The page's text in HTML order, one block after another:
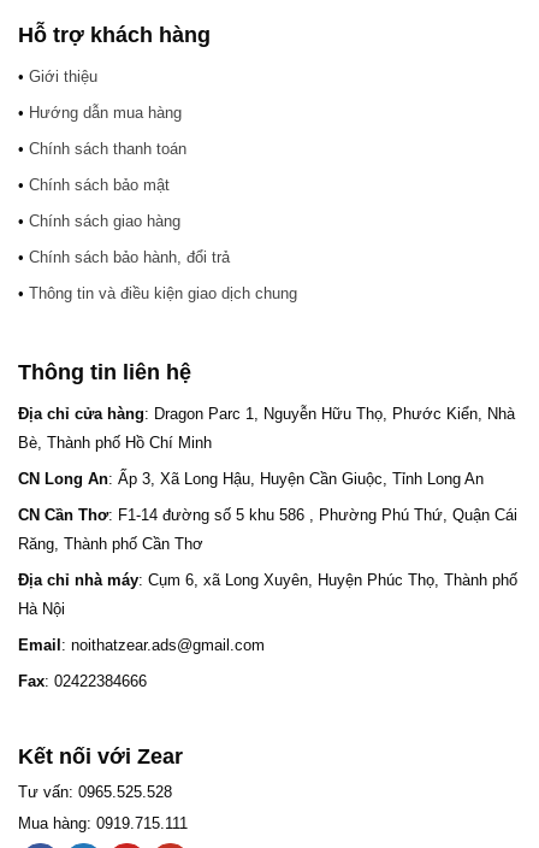
Hỗ trợ khách hàng
• Giới thiệu
• Hướng dẫn mua hàng
• Chính sách thanh toán
• Chính sách bảo mật
• Chính sách giao hàng
• Chính sách bảo hành, đổi trả
• Thông tin và điều kiện giao dịch chung
Thông tin liên hệ
Địa chỉ cửa hàng: Dragon Parc 1, Nguyễn Hữu Thọ, Phước Kiển, Nhà
Bè, Thành phố Hồ Chí Minh
CN Long An: Ấp 3, Xã Long Hậu, Huyện Cần Giuộc, Tỉnh Long An
CN Cần Thơ: F1-14 đường số 5 khu 586 , Phường Phú Thứ, Quận Cái
Răng, Thành phố Cần Thơ
Địa chỉ nhà máy: Cụm 6, xã Long Xuyên, Huyện Phúc Thọ, Thành phố
Hà Nội
Email : noithatzear.ads@gmail.com
Fax: 02422384666
Kết nối với Zear
Tư vấn: 0965.525.528
Mua hàng: 0919.715.111